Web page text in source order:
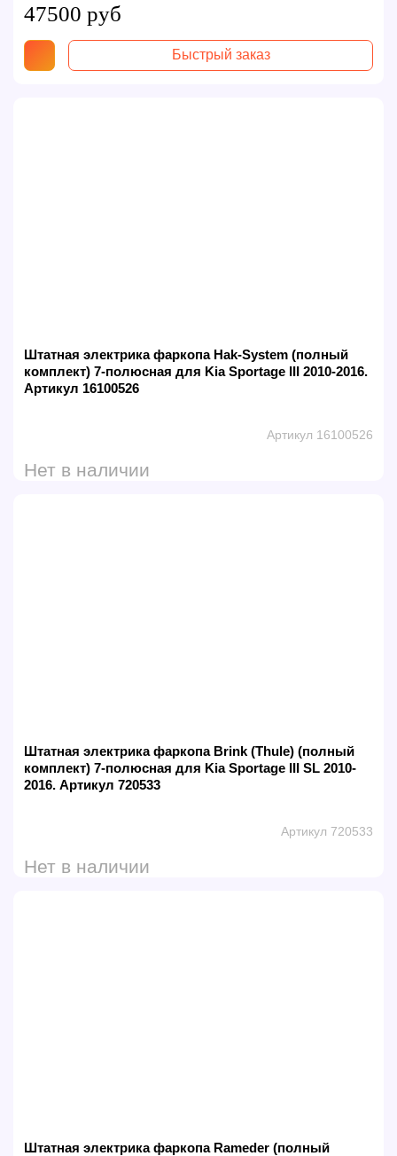
47500 руб
Быстрый заказ
Штатная электрика фаркопа Hak-System (полный
комплект) 7-полюсная для Kia Sportage III 2010-2016.
Артикул 16100526
Артикул 16100526
Нет в наличии
Штатная электрика фаркопа Brink (Thule) (полный
комплект) 7-полюсная для Kia Sportage III SL 2010-
2016. Артикул 720533
Артикул 720533
Нет в наличии
Штатная электрика фаркопа Rameder (полный